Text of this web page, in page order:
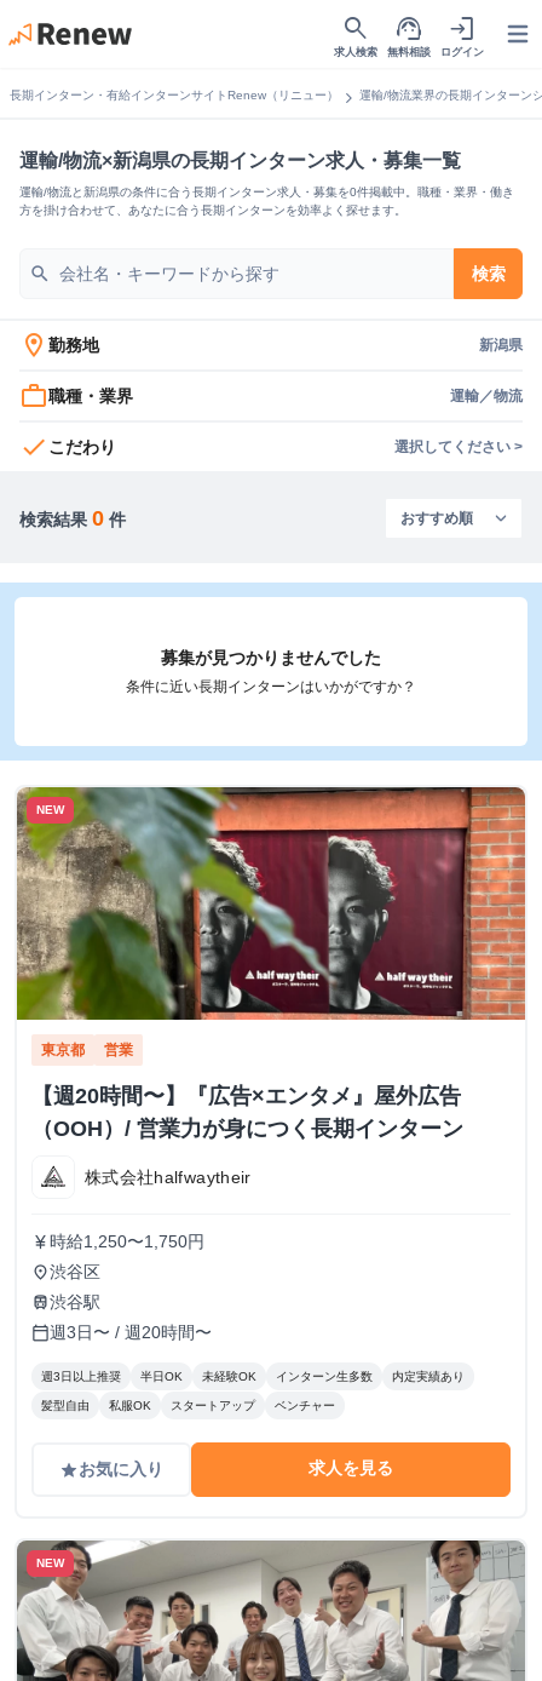
search
求人検索
support_agent
無料相談
login
ログイン
長期インターン・有給インターンサイトRenew（リニュー） chevron_right 運輸/物流業界の長期インターン
運輸/物流×新潟県の長期インターン求人・募集一覧
運輸/物流と新潟県の条件に合う長期インターン求人・募集を0件掲載中。職種・業界・働き
方を掛け合わせて、あなたに合う長期インターンを効率よく探せます。
search 検索
location_on 勤務地 新潟県
work_outline職種・業界 運輸／物流
check こだわり 選択してください >
検索結果 0 件
募集が見つかりませんでした
条件に近い長期インターンはいかがですか？
NEW
東京都 営業
【週20時間〜】『広告×エンタメ』屋外広告
（OOH）/ 営業力が身につく長期インターン
株式会社halfwaytheir
currency_yen 時給1,250〜1,750円
place渋谷区
train渋谷駅
calendar_today週3日〜 / 週20時間〜
週3日以上推奨 半日OK 未経験OK インターン生多数 内定実績あり
髪型自由 私服OK スタートアップ ベンチャー
gradeお気に入り 求人を見る
NEW